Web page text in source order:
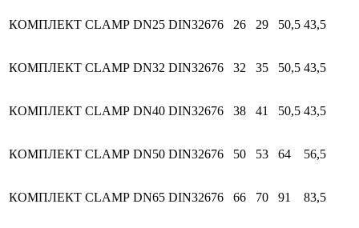
КОМПЛЕКТ СLАМР DN25 DIN32676 26 29 50,5 43,5
КОМПЛЕКТ СLАМР DN32 DIN32676 32 35 50,5 43,5
КОМПЛЕКТ СLАМР DN40 DIN32676 38 41 50,5 43,5
КОМПЛЕКТ СLАМР DN50 DIN32676 50 53 64 56,5
КОМПЛЕКТ СLАМР DN65 DIN32676 66 70 91 83,5